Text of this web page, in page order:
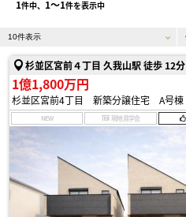
1件中、 1〜1件を表示中
杉並区宮前４丁目 久我山駅 徒歩 12分
1億1,800万円
杉並区宮前4丁目 新築分譲住宅 A号棟
NEW 現地見学会